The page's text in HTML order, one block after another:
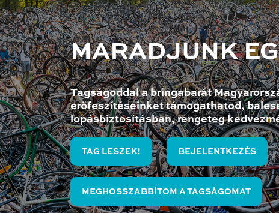
MARADJUNK
Tagságoddal a bringabarát
erőfeszítéseinket támogathatod,
lopásbiztosításban, rengeteg
TAG LESZEK! BEJELENTKEZÉS
MEGHOSSZABBÍTOM A TAGSÁGOMAT